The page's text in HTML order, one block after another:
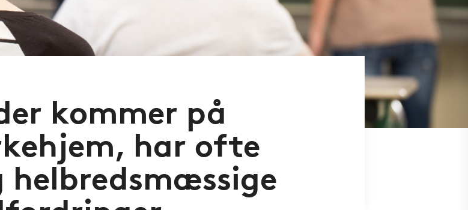
kommer på
har ofte
helbredsmæssige